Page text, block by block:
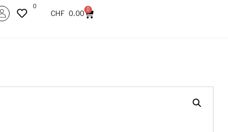
0
CHF 0.00
0